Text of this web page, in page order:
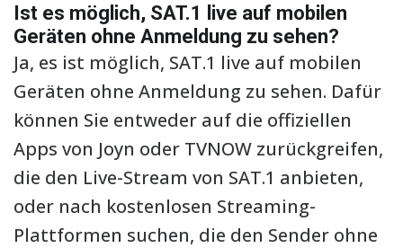
Ist es möglich, SAT.1 live auf mobilen
Geräten ohne Anmeldung zu sehen?
Ja, es ist möglich, SAT.1 live auf mobilen
Geräten ohne Anmeldung zu sehen. Dafür
können Sie entweder auf die offiziellen
Apps von Joyn oder TVNOW zurückgreifen,
die den Live-Stream von SAT.1 anbieten,
oder nach kostenlosen Streaming-
Plattformen suchen, die den Sender ohne